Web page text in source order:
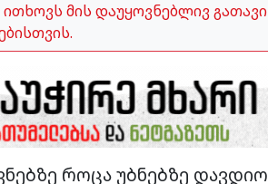
ითხოვს მის დაუყოვნებლივ
როცა უბნებზე